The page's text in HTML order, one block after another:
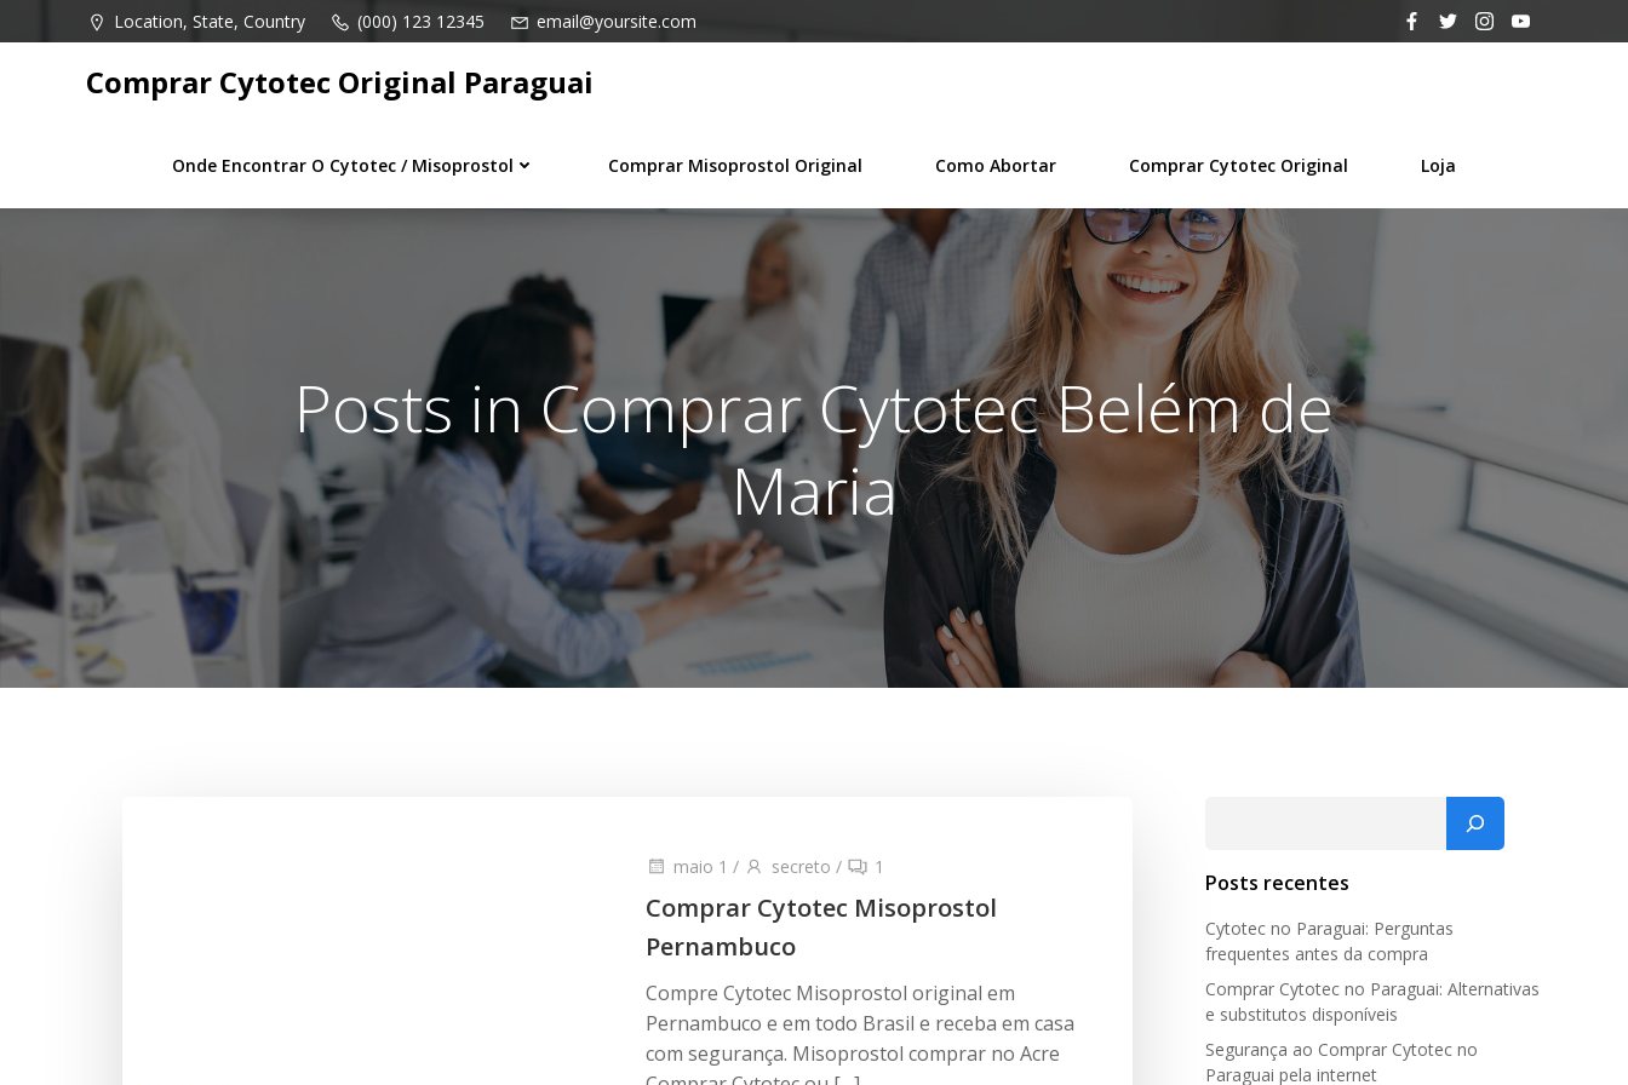
para
Location, State, Country (000) 123 12345 email@yoursite.com
Comprar Cytotec Original Paraguai
Onde Encontrar O Cytotec / Misoprostol Comprar Misoprostol Original Como Abortar Comprar Cytotec Original Loja
Posts in Comprar Cytotec Belém de
Maria
maio 1 / secreto / 1
Comprar Cytotec Misoprostol
Pernambuco
Compre Cytotec Misoprostol original em
Pernambuco e em todo Brasil e receba em casa
com segurança. Misoprostol comprar no Acre
Posts recentes
Cytotec no Paraguai: Perguntas
frequentes antes da compra
Comprar Cytotec no Paraguai: Alternativas
e substitutos disponíveis
Segurança ao Comprar Cytotec no
Paraguai pela internet